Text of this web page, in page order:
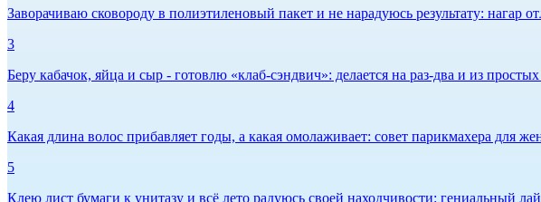
Заворачиваю сковороду в полиэтиленовый пакет и не нарадуюсь результату: нагар
3
Беру кабачок, яйца и сыр - готовлю «клаб-сэндвич»: делается на раз-два и из
4
Какая длина волос прибавляет годы, а какая омолаживает: совет парикмахера для
5
Клею лист бумаги к унитазу и всё лето радуюсь своей находчивости: гениальный